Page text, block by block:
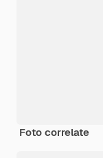
Foto correlate